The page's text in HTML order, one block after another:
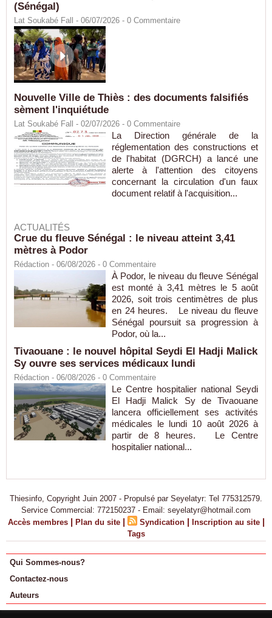
(Sénégal)
Lat Soukabé Fall - 06/07/2026 - 0 Commentaire
Nouvelle Ville de Thiès : des documents falsifiés
sèment l'inquiétude
Lat Soukabé Fall - 02/07/2026 - 0 Commentaire
La Direction générale de la
réglementation des constructions et
de l'habitat (DGRCH) a lancé une
alerte à l'attention des citoyens
concernant la circulation d'un faux
document relatif à l'acquisition...
ACTUALITÉS
Crue du fleuve Sénégal : le niveau atteint 3,41
mètres à Podor
Rédaction - 06/08/2026 - 0 Commentaire
À Podor, le niveau du fleuve Sénégal
est monté à 3,41 mètres le 5 août
2026, soit trois centimètres de plus
en 24 heures. Le niveau du fleuve
Sénégal poursuit sa progression à
Podor, où la...
Tivaouane : le nouvel hôpital Seydi El Hadji Malick
Sy ouvre ses services médicaux lundi
Rédaction - 06/08/2026 - 0 Commentaire
Le Centre hospitalier national Seydi
El Hadji Malick Sy de Tivaouane
lancera officiellement ses activités
médicales le lundi 10 août 2026 à
partir de 8 heures. Le Centre
hospitalier national...
Thiesinfo, Copyright Juin 2007 - Propulsé par Seyelatyr: Tel 775312579.
Service Commercial: 772150237 - Email: seyelatyr@hotmail.com
Accès membres | Plan du site | Syndication | Inscription au site |
Tags
Qui Sommes-nous?
Contactez-nous
Auteurs